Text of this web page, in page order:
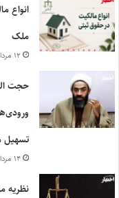
ملک
۱۲ مرداد ۱۴۰۵
حجت
۱۴ مرداد ۱۴۰۵
نظریه